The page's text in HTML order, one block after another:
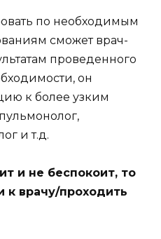
по необходимым
сможет врач-
проведенного
он
к более узким
и т.д.
и не беспокоит, то
к врачу/проходить